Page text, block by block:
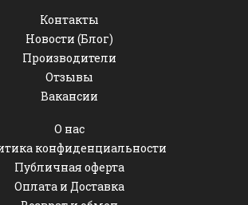
Контакты
Новости (Блог)
Производители
Отзывы
Вакансии
О нас
конфиденциальности
Публичная оферта
Оплата и Доставка